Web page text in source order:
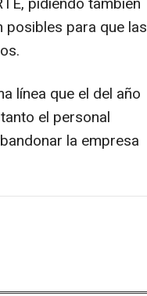
posibles para que las
línea que el del año
el personal
la empresa